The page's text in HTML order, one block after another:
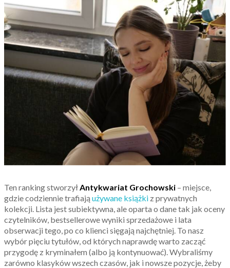
Ten ranking stworzyłAntykwariat Grochowski – miejsce,
gdzie codziennie trafiają używane książki z prywatnych
kolekcji. Lista jest subiektywna, ale oparta o dane tak jak oceny
czytelników, bestsellerowe wyniki sprzedażowe i lata
obserwacji tego, po co klienci sięgają najchętniej. To nasz
wybór pięciu tytułów, od których naprawdę warto zacząć
przygodę z kryminałem (albo ją kontynuować). Wybraliśmy
zarówno klasyków wszech czasów, jak i nowsze pozycje, żeby